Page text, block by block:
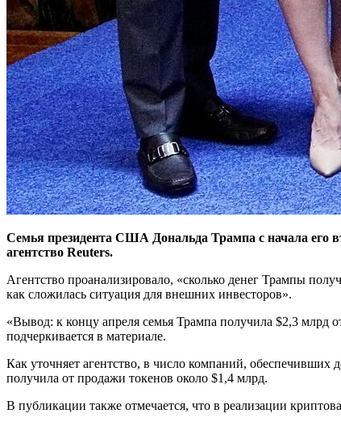
Семья президента США Дональда Трампа с начала его
агентство Reuters.
Агентство проанализировало, «сколько денег Трампы
как сложилась ситуация для внешних инвесторов».
«Вывод: к концу апреля семья Трампа получила $2,3 млрд
подчеркивается в материале.
Как уточняет агентство, в число компаний,
получила от продажи токенов около $1,4 млрд.
В публикации также отмечается, что в реализации